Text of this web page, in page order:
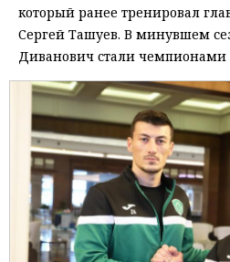
который ранее тренировал
Сергей Ташуев. В минувшем
Диванович стали чемпионами